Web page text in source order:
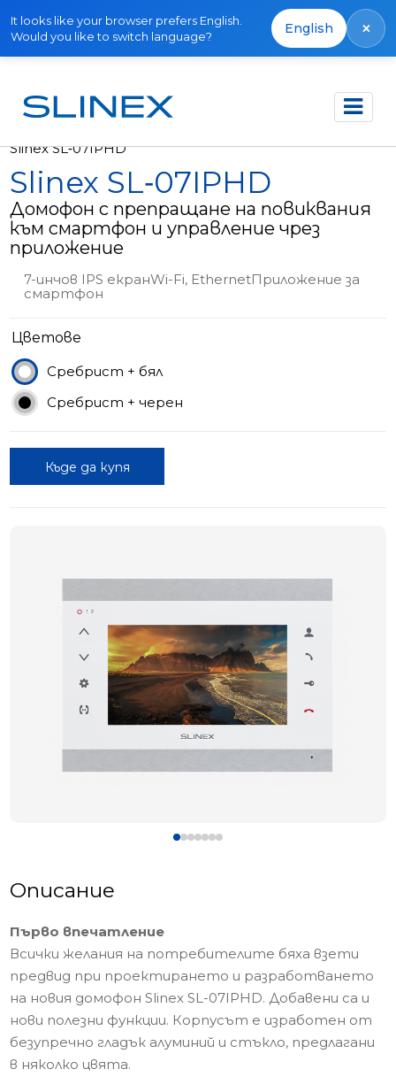
It looks like your browser prefers English.
Would you like to switch language?
English ×
Начало Продукти
Slinex SL‑07IPHD
Slinex SL‑07IPHD
Домофон с препращане на повиквания
към смартфон и управление чрез
приложение
7-инчов IPS екранWi-Fi, EthernetПриложение за
смартфон
Цветове
Сребрист + бял
Сребрист + черен
Къде да купя
Описание
Първо впечатление
Всички желания на потребителите бяха взети
предвид при проектирането и разработването
на новия домофон Slinex SL-07IPHD. Добавени са и
нови полезни функции. Корпусът е изработен от
безупречно гладък алуминий и стъкло, предлагани
в няколко цвята.